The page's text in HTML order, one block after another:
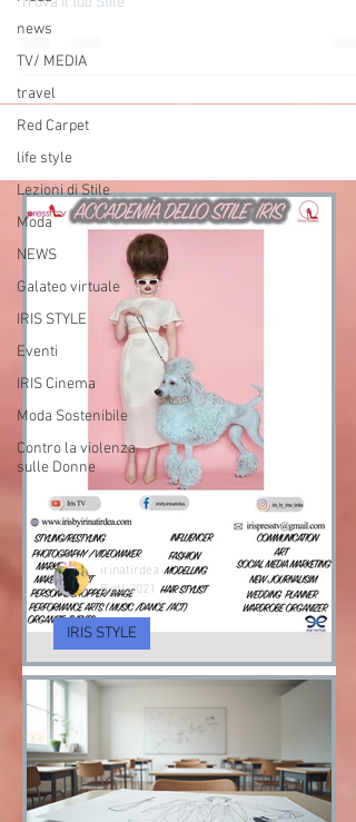
news
TV/ MEDIA
travel
Red Carpet
life style
Lezioni di Stile
Moda
NEWS
Galateo virtuale
IRIS STYLE
Eventi
IRIS Cinema
Moda Sostenibile
Contro la violenza
sulle Donne
Servizi di Consulenza
d’Imagine e cambio Stile
Consulenza d’immagine & Cambio Stile
IRIS STYLE
irinatirdea
8 ott 2021